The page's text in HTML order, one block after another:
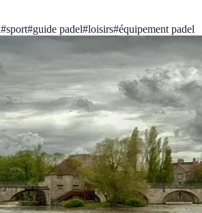
#sport#guide padel#loisirs#équipement padel